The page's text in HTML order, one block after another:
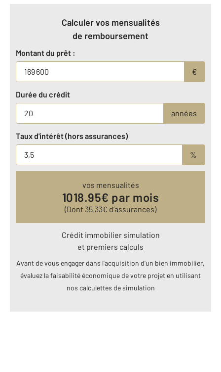
Calculer vos mensualités
de remboursement
Montant du prêt :
€
Durée du crédit
années
Taux d'intérêt (hors assurances)
%
vos mensualités
1018.95€ par mois
(Dont 35.33€ d’assurances)
Crédit immobilier simulation
et premiers calculs
Avant de vous engager dans l’acquisition d’un bien immobilier,
évaluez la faisabilité économique de votre projet en utilisant
nos calculettes de simulation